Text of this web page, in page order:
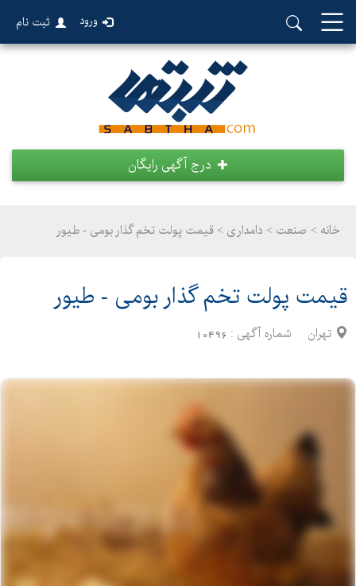
ورود ثبت نام
درج آگهی رایگان
خانه > صنعت > دامداری > قیمت پولت تخم گذار بومی - طیور
قیمت پولت تخم گذار بومی - طیور
تهران شماره آگهی : 10496